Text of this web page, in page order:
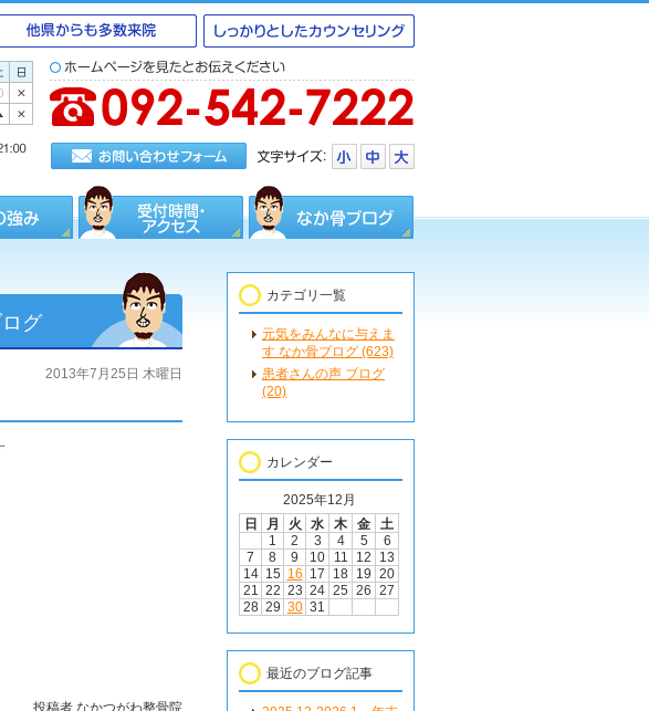
グ
2013年7月25日 木曜日
投稿者 なかつがわ整骨院
カテゴリ一覧
元気をみんなに与えま
す なか骨ブログ (623)
患者さんの声 ブログ
(20)
カレンダー
2025年12月
日
月 火 水 木 金
土
1
2 3 4 5
6
7
8 9 10 11 12
13
14 15 16 17 18 19 20
21 22 23 24 25 26 27
28 29 30 31
最近のブログ記事